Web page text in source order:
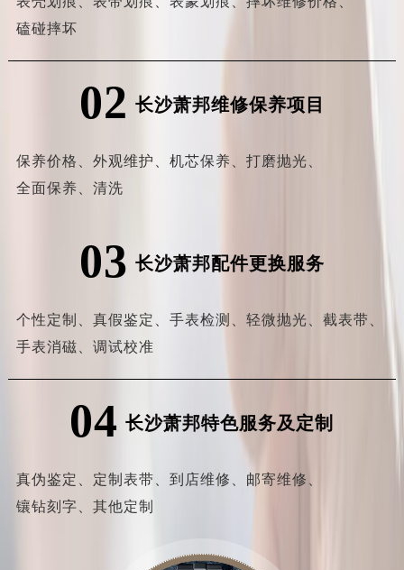
磕碰摔坏
02 长沙萧邦维修保养项目
保养价格、 外观维护、 机芯保养、 打磨抛光、
全面保养、 清洗
03 长沙萧邦配件更换服务
个性定制、 真假鉴定、 手表检测、 轻微抛光、 截表带、
手表消磁、 调试校准
04 长沙萧邦特色服务及定制
真伪鉴定、 定制表带、 到店维修、 邮寄维修、
镶钻刻字、 其他定制